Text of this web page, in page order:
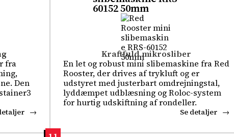
fra
Den
Kraftfuld mikrosliber
60152 50mm
En let og robust mini slibemaskine fra Red
Rooster, der drives af trykluft og er
udstyret med justerbart omdrejningstal,
lyddæmpet udblæsning og Roloc-system
for hurtig udskiftning af rondeller.
Se detaljer